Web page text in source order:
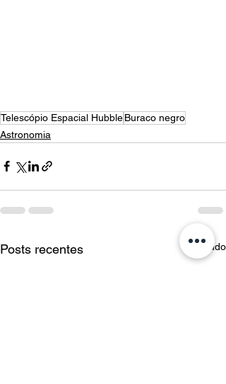
Telescópio Espacial HubbleBuraco negro
Astronomia
Posts recentes Ver tudo